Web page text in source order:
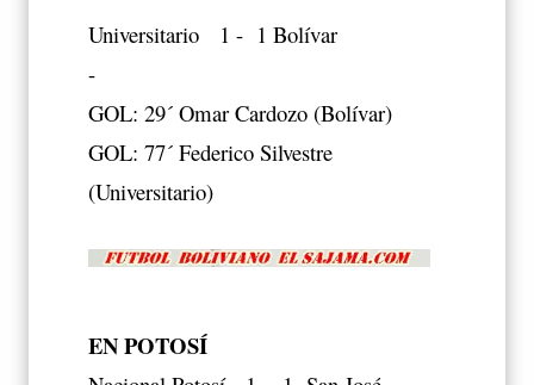
Universitario 1 - 1 Bolívar
-
GOL: 29´ Omar Cardozo (Bolívar)
GOL: 77´ Federico Silvestre
(Universitario)
EN POTOSÍ